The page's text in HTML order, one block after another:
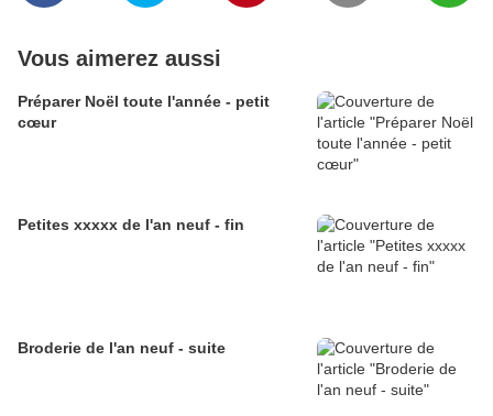
Vous aimerez aussi
Préparer Noël toute l'année - petit
cœur
Petites xxxxx de l'an neuf - fin
Broderie de l'an neuf - suite